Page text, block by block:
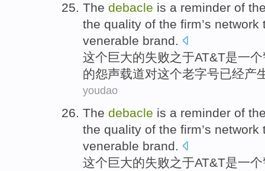
The debacle is a reminder of
the quality of the firm’s network
venerable brand.
这个巨大的失败之于AT&T是一个
的怨声载道对这个老字号已经产
youdao
The debacle is a reminder of
the quality of the firm’s network
venerable brand.
这个巨大的失败之于AT&T是一个